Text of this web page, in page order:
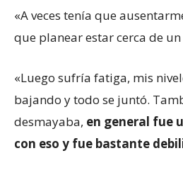
«A veces tenía que
que planear estar cerca de un
«Luego sufría fatiga, mis
bajando y todo se juntó.
desmayaba, en general fue
con eso y fue bastante